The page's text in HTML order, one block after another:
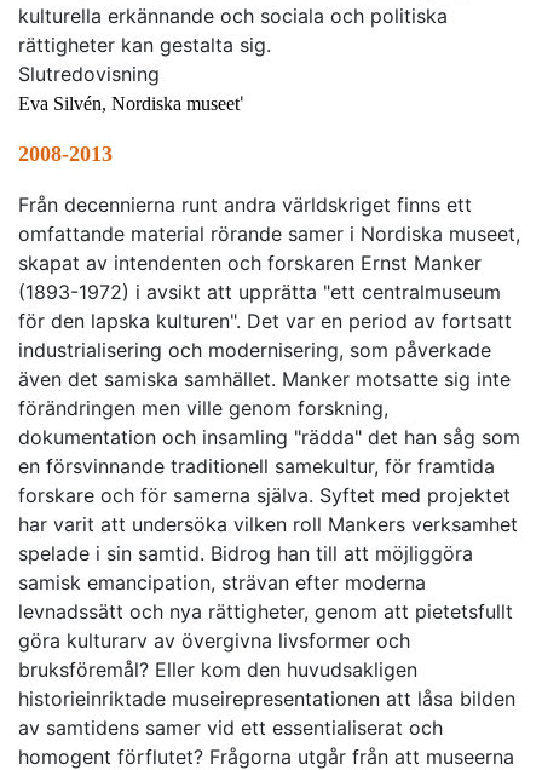
kulturella erkännande och sociala och politiska
rättigheter kan gestalta sig.
Slutredovisning
Eva Silvén, Nordiska museet'
2008-2013
Från decennierna runt andra världskriget finns ett
omfattande material rörande samer i Nordiska museet,
skapat av intendenten och forskaren Ernst Manker
(1893-1972) i avsikt att upprätta "ett centralmuseum
för den lapska kulturen". Det var en period av fortsatt
industrialisering och modernisering, som påverkade
även det samiska samhället. Manker motsatte sig inte
förändringen men ville genom forskning,
dokumentation och insamling "rädda" det han såg som
en försvinnande traditionell samekultur, för framtida
forskare och för samerna själva. Syftet med projektet
har varit att undersöka vilken roll Mankers verksamhet
spelade i sin samtid. Bidrog han till att möjliggöra
samisk emancipation, strävan efter moderna
levnadssätt och nya rättigheter, genom att pietetsfullt
göra kulturarv av övergivna livsformer och
bruksföremål? Eller kom den huvudsakligen
historieinriktade museirepresentationen att låsa bilden
av samtidens samer vid ett essentialiserat och
homogent förflutet? Frågorna utgår från att museerna